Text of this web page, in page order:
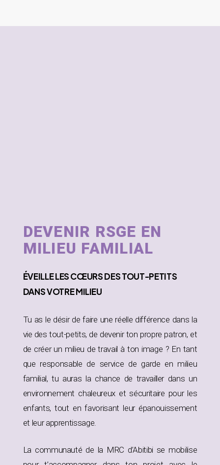
DEVENIR RSGE EN
MILIEU FAMILIAL
ÉVEILLELES CŒURS DES TOUT-PETITS
DANSVOTRE MILIEU
Tu as le désir de faire une réelle différence dans la
vie des tout-petits, de devenir ton propre patron, et
de créer un milieu de travail à ton image ? En tant
que responsable de service de garde en milieu
familial, tu auras la chance de travailler dans un
environnement chaleureux et sécuritaire pour les
enfants, tout en favorisant leur épanouissement
et leur apprentissage.
La communauté de la MRC d’Abitibi se mobilise